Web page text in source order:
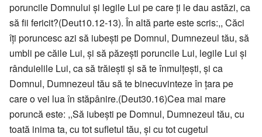
poruncile Domnului şi legile Lui pe care ţi le dau astăzi, ca
să fii fericit?(Deut10.12-13). În altă parte este scris:,, Căci
îţi poruncesc azi să iubeşti pe Domnul, Dumnezeul tău, să
umbli pe căile Lui, şi să păzeşti poruncile Lui, legile Lui şi
rânduielile Lui, ca să trăieşti şi să te înmulţeşti, şi ca
Domnul, Dumnezeul tău să te binecuvinteze în ţara pe
care o vei lua în stăpânire.(Deut30.16)Cea mai mare
poruncă este: ,,Să iubeşti pe Domnul, Dumnezeul tău, cu
toată inima ta, cu tot sufletul tău, şi cu tot cugetul